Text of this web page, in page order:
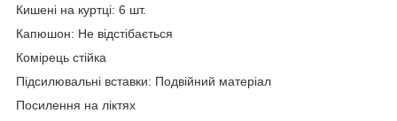
Кишені на куртці: 6 шт.
Капюшон: Не відстібається
Комірець стійка
Підсилювальні вставки: Подвійний матеріал
Посилення на ліктях